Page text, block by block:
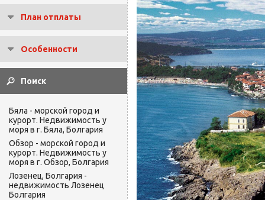
План отплаты
Особенности
Бяла - морской город и
курорт. Недвижимость у
моря в г. Бяла, Болгария
Обзор - морской город и
курорт. Недвижимость у
моря в г. Обзор, Болгария
Лозенец, Болгария -
недвижимость Лозенец
Болгария